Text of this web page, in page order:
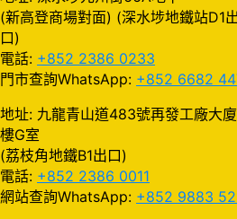
(新高登商場對面) (深水埗地鐵站D1
口)
電話: +852 2386 0233
門市查詢WhatsApp: +852 6682
地址: 九龍青山道483號再發工廠大
樓G室
(荔枝角地鐵B1出口)
電話: +852 2386 0011
網站查詢WhatsApp: +852 9883